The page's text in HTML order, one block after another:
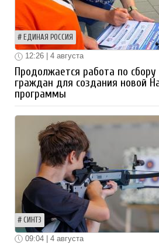
ЕДИНАЯ РОССИЯ
12:26 | 4 августа
Продолжается работа по
граждан для создания новой
программы
СИНТЗ
09:04 | 4 августа